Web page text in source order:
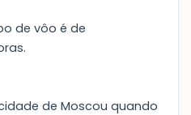
de vôo é de
de Moscou quando